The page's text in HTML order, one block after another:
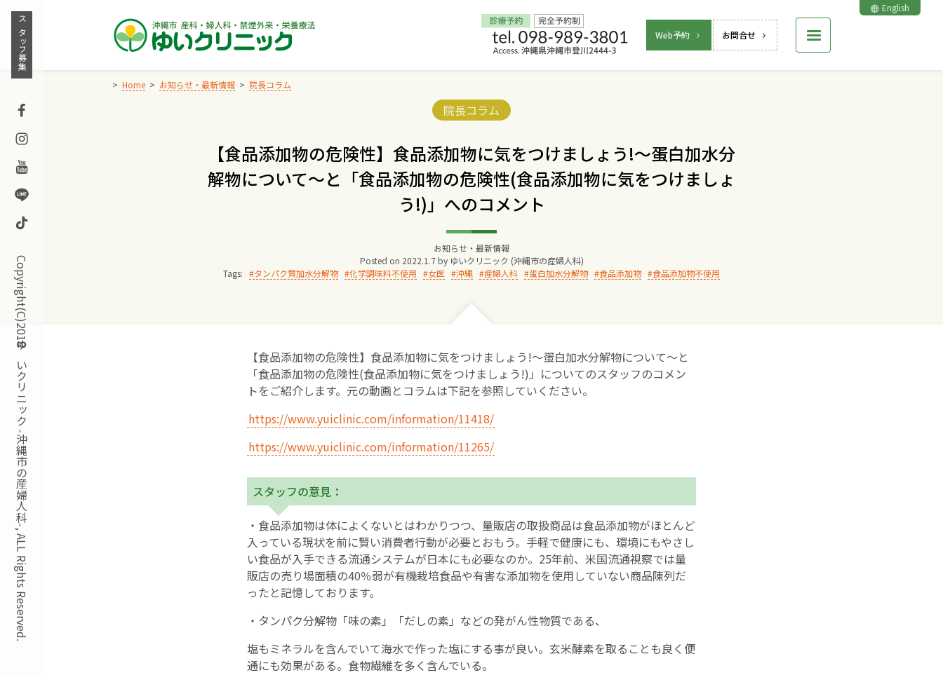
Skip
content
Web予約 お問合せ
English
スタッフ募集
Facebook
Instagram
Youtube
Line
TikTok
Copyright(C)2018ゆいクリニック -沖縄市の産婦人科-, ALL Rights Reserved.
Home お知らせ・最新情報 院長コラム
Categories:
院長コラム
【食品添加物の危険性】食品添加物に気をつけましょう!～蛋白加水分
解物について～と「食品添加物の危険性(食品添加物に気をつけましょ
う!)」へのコメント
お知らせ・最新情報
Posted on 2022.1.7 by ゆいクリニック (沖縄市の産婦人科)
Tags:
タンパク質加水分解物 化学調味料不使用 女医 沖縄 産婦人科 蛋白加水分解物 食品添加物 食品添加物不使用
【食品添加物の危険性】食品添加物に気をつけましょう!～蛋白加水分解物について～と
「食品添加物の危険性(食品添加物に気をつけましょう!)」についてのスタッフのコメン
トをご紹介します。元の動画とコラムは下記を参照していください。
https://www.yuiclinic.com/information/11418/
https://www.yuiclinic.com/information/11265/
スタッフの意見：
・食品添加物は体によくないとはわかりつつ、量販店の取扱商品は食品添加物がほとんど
入っている現状を前に賢い消費者行動が必要とおもう。手軽で健康にも、環境にもやさし
い食品が入手できる流通システムが日本にも必要なのか。25年前、米国流通視察では量
販店の売り場面積の40％弱が有機栽培食品や有害な添加物を使用していない商品陳列だ
ったと記憶しております。
・タンパク分解物「味の素」「だしの素」などの発がん性物質である、
塩もミネラルを含んでいて海水で作った塩にする事が良い。玄米酵素を取ることも良く便
通にも効果がある。食物繊維を多く含んでいる。
Home
交通アクセス
院長からのごあいさつ
診療料金
妊婦健診
親と子の結びつき支援
母乳育児
予防接種
その他の診療内容
‘さんルーム’ でさまざまな講座・クラス
遠方にお住まいで当院での出産を希望される方へ
医師プロフィール
English Page